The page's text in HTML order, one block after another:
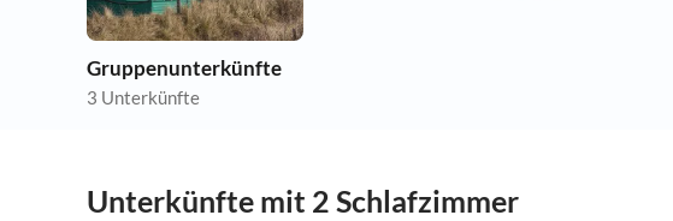
Gruppenunterkünfte
3 Unterkünfte
Unterkünfte mit 2 Schlafzimmer